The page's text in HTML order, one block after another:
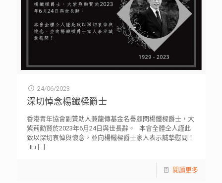
24/06/2023
深切悼念楊鐵樑爵士
香港青年協會副贊助人兼龍傳基金名譽顧問楊鐵樑爵士，大
紫荊勳賢於2023年6月24日與世長辭。 本會全體仝人謹此
致以深切哀悼與懷念，並向楊鐵樑爵士家人表示誠摯慰問！
It i […]
閱讀更多